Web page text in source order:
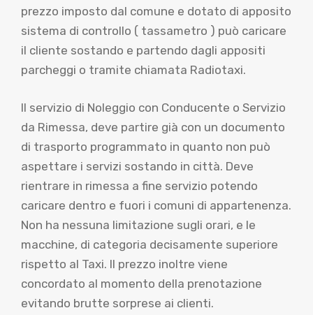
prezzo imposto dal comune e dotato di apposito
sistema di controllo ( tassametro ) può caricare
il cliente sostando e partendo dagli appositi
parcheggi o tramite chiamata Radiotaxi.
Il servizio di Noleggio con Conducente o Servizio
da Rimessa, deve partire già con un documento
di trasporto programmato in quanto non può
aspettare i servizi sostando in città. Deve
rientrare in rimessa a fine servizio potendo
caricare dentro e fuori i comuni di appartenenza.
Non ha nessuna limitazione sugli orari, e le
macchine, di categoria decisamente superiore
rispetto al Taxi. Il prezzo inoltre viene
concordato al momento della prenotazione
evitando brutte sorprese ai clienti.